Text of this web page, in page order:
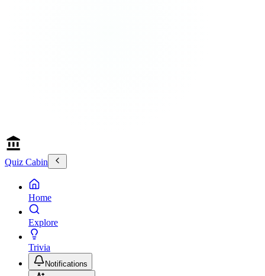
Quiz Cabin
Home
Explore
Trivia
Notifications